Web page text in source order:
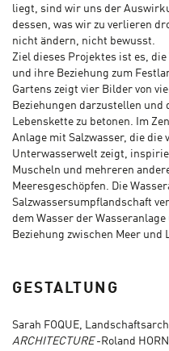
liegt, sind wir uns der
dessen, was wir zu verlieren
nicht ändern, nicht bewusst.
Ziel dieses Projektes ist es,
und ihre Beziehung zum
Gartens zeigt vier Bilder von
Beziehungen darzustellen
Lebenskette zu betonen. Im
Anlage mit Salzwasser, die die
Unterwasserwelt zeigt,
Muscheln und mehreren
Meeresgeschöpfen. Die
Salzwassersumpflandschaft
dem Wasser der
Beziehung zwischen Meer und
GESTALTUNG
Sarah FOQUE,
ARCHITECTURE -Roland